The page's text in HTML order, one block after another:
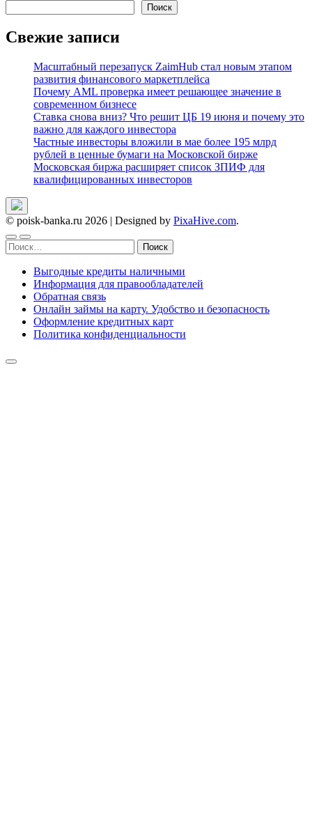
Поиск
Свежие записи
Масштабный перезапуск ZaimHub стал новым этапом
развития финансового маркетплейса
Почему AML проверка имеет решающее значение в
современном бизнесе
Ставка снова вниз? Что решит ЦБ 19 июня и почему это
важно для каждого инвестора
Частные инвесторы вложили в мае более 195 млрд
рублей в ценные бумаги на Московской бирже
Московская биржа расширяет список ЗПИФ для
квалифицированных инвесторов
© poisk-banka.ru 2026 | Designed by PixaHive.com.
Найти:
Выгодные кредиты наличными
Информация для правообладателей
Обратная связь
Онлайн займы на карту. Удобство и безопасность
Оформление кредитных карт
Политика конфиденциальности